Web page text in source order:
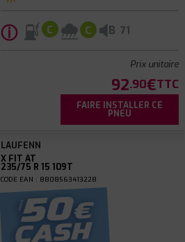
ⓘ C C B 71
Prix unitaire
92.90€TTC
FAIRE INSTALLER CE
PNEU
LAUFENN
X FIT AT
235/75 R 15 109T
CODE EAN : 8808563413228